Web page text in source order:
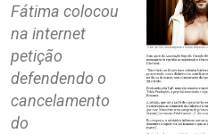
Fátima colocou
na internet
petição
defendendo o
cancelamento
do